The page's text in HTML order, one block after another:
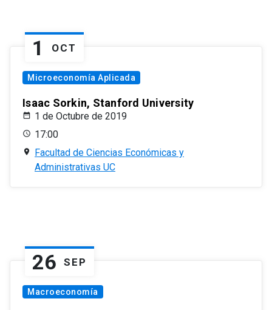
1 OCT
Microeconomía Aplicada
Isaac Sorkin, Stanford University
1 de Octubre de 2019
17:00
Facultad de Ciencias Económicas y
Administrativas UC
26 SEP
Macroeconomía